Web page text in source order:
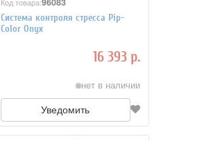
Код товара:
Система контроля стресса Pip-
Color Onyx
16 393 р.
нет в наличии
Уведомить